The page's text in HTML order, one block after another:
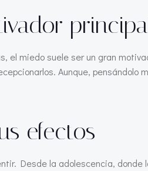
el miedo suele ser un gran
Aunque,
efectos
Desde la adolescencia,